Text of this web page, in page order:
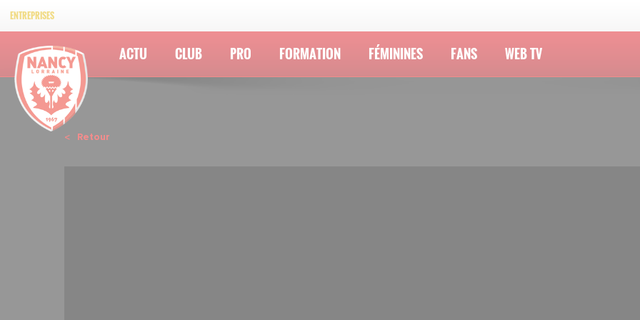
ENTREPRISES
ACTU CLUB PRO FORMATION FÉMININES FANS WEB TV
Retour